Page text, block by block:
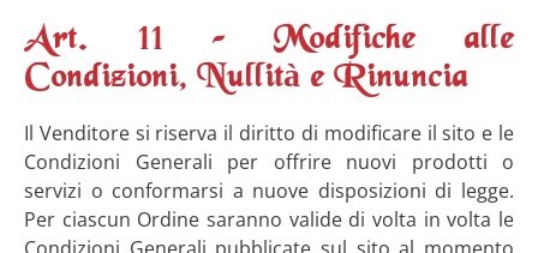
Art. 11 – Modifiche alle
Condizioni, Nullità e Rinuncia
Il Venditore si riserva il diritto di modificare il sito e le
Condizioni Generali per offrire nuovi prodotti o
servizi o conformarsi a nuove disposizioni di legge.
Per ciascun Ordine saranno valide di volta in volta le